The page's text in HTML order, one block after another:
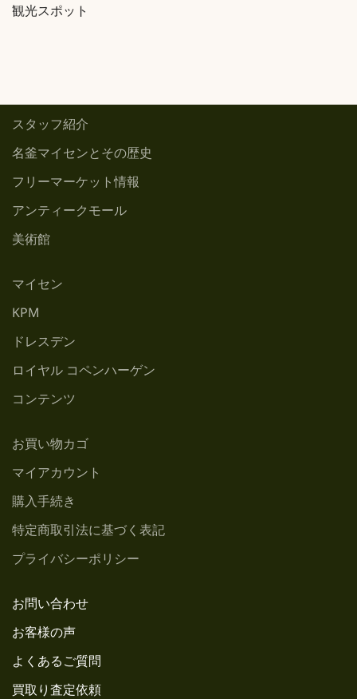
観光スポット
スタッフ紹介
名釜マイセンとその歴史
フリーマーケット情報
アンティークモール
美術館
マイセン
KPM
ドレスデン
ロイヤル コペンハーゲン
コンテンツ
お買い物カゴ
マイアカウント
購入手続き
特定商取引法に基づく表記
プライバシーポリシー
お問い合わせ
お客様の声
よくあるご質問
買取り査定依頼